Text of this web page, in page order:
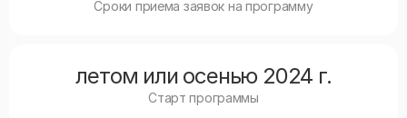
Сроки приема заявок на программу
летом или осенью 2024 г.
Старт программы